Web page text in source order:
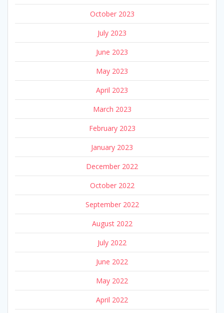
October 2023
July 2023
June 2023
May 2023
April 2023
March 2023
February 2023
January 2023
December 2022
October 2022
September 2022
August 2022
July 2022
June 2022
May 2022
April 2022